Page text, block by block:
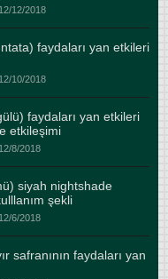
12/2018
faydaları yan etkileri
10/2018
faydaları yan etkileri
etkileşimi
8/2018
siyah nightshade
şekli
6/2018
safranının faydaları yan